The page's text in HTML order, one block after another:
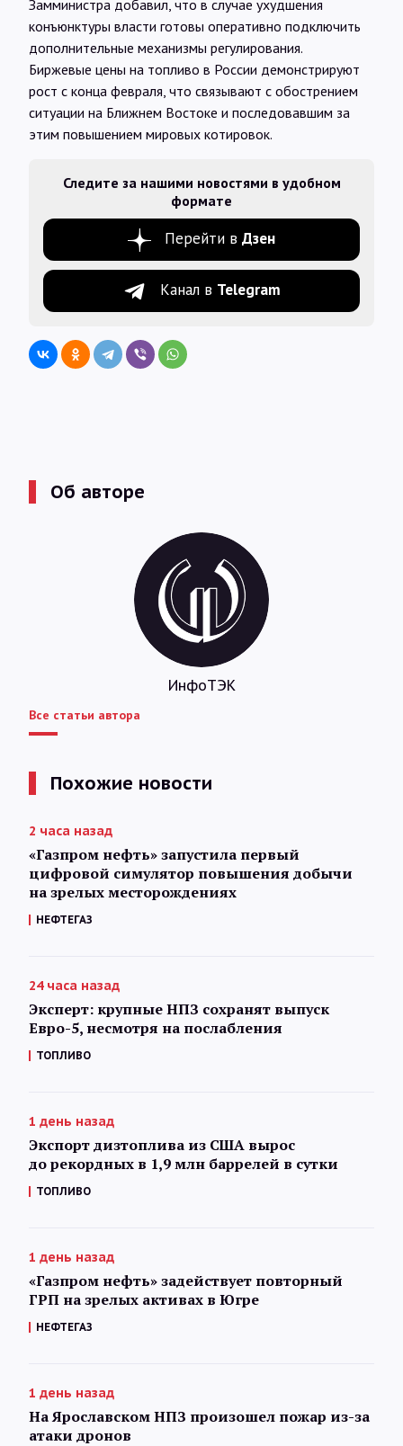
Замминистра добавил, что в случае ухудшения
конъюнктуры власти готовы оперативно подключить
дополнительные механизмы регулирования.
Биржевые цены на топливо в России демонстрируют
рост с конца февраля, что связывают с обострением
ситуации на Ближнем Востоке и последовавшим за
этим повышением мировых котировок.
Следите за нашими новостями в удобном
формате
Перейти в Дзен
Канал в Telegram
Об авторе
ИнфоТЭК
Все статьи автора
Похожие новости
2 часа назад
«Газпром нефть» запустила первый
цифровой симулятор повышения добычи
на зрелых месторождениях
НЕФТЕГАЗ
24 часа назад
Эксперт: крупные НПЗ сохранят выпуск
Евро-5, несмотря на послабления
ТОПЛИВО
1 день назад
Экспорт дизтоплива из США вырос
до рекордных в 1,9 млн баррелей в сутки
ТОПЛИВО
1 день назад
«Газпром нефть» задействует повторный
ГРП на зрелых активах в Югре
НЕФТЕГАЗ
1 день назад
На Ярославском НПЗ произошел пожар из-за
атаки дронов